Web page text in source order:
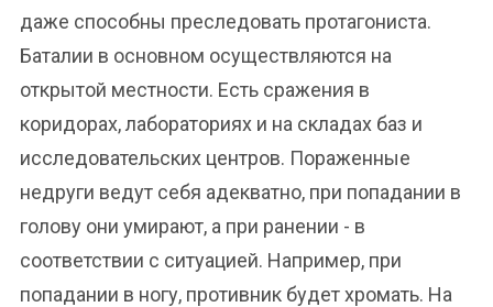
даже способны преследовать протагониста.
Баталии в основном осуществляются на
открытой местности. Есть сражения в
коридорах, лабораториях и на складах баз и
исследовательских центров. Пораженные
недруги ведут себя адекватно, при попадании в
голову они умирают, а при ранении - в
соответствии с ситуацией. Например, при
попадании в ногу, противник будет хромать. На